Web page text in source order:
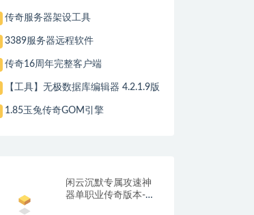
传奇服务器架设工具
3389服务器远程软件
传奇16周年完整客户端
【工具】无极数据库编辑器 4.2.1.9版
1.85玉兔传奇GOM引擎
闲云沉默专属攻速神
器单职业传奇版本-带